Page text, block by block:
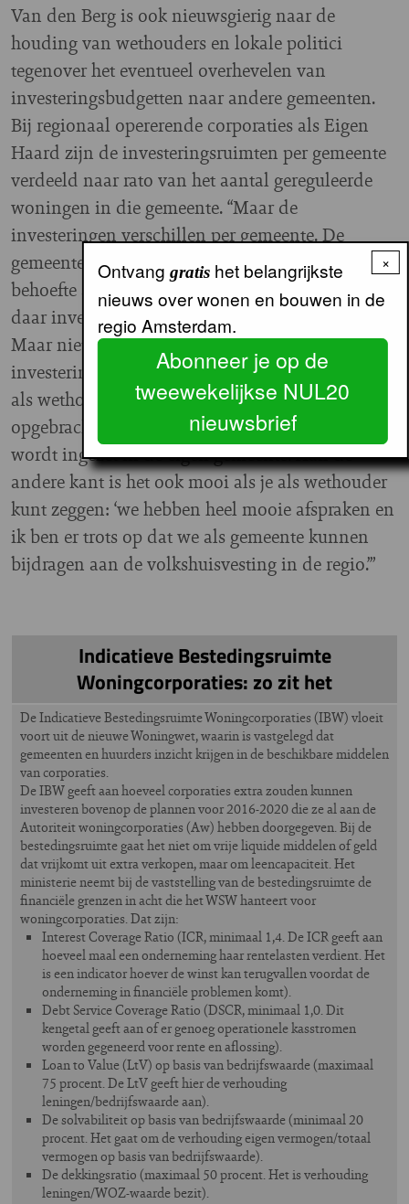
Van den Berg is ook nieuwsgierig naar de
houding van wethouders en lokale politici
tegenover het eventueel overhevelen van
investeringsbudgetten naar andere gemeenten.
Bij regionaal opererende corporaties als Eigen
Haard zijn de investeringsruimten per gemeente
verdeeld naar rato van het aantal gereguleerde
woningen in die gemeente. “Maar de
investeringen verschillen per gemeente. De
gemeente Amstelveen heeft bijvoorbeeld geen
behoefte aan sociale nieuwbouw. Dus blijven we
daar investeren in renovatie en verduurzaming.
Maar niet met extra toeters en bellen om het
investeringsbedrag te halen. Ik snap heus dat je er
als wethouder moeite mee kunt hebben als de
opgebrachte huur of de waarde niet helemaal
wordt ingezet in de eigen gemeente. Aan de
andere kant is het ook mooi als je als wethouder
kunt zeggen: ‘we hebben heel mooie afspraken en
ik ben er trots op dat we als gemeente kunnen
bijdragen aan de volkshuisvesting in de regio.’”
Indicatieve Bestedingsruimte
Woningcorporaties: zo zit het
De Indicatieve Bestedingsruimte Woningcorporaties (IBW) vloeit
voort uit de nieuwe Woningwet, waarin is vastgelegd dat
gemeenten en huurders inzicht krijgen in de beschikbare middelen
van corporaties.
De IBW geeft aan hoeveel corporaties extra zouden kunnen
investeren bovenop de plannen voor 2016-2020 die ze al aan de
Autoriteit woningcorporaties (Aw) hebben doorgegeven. Bij de
bestedingsruimte gaat het niet om vrije liquide middelen of geld
dat vrijkomt uit extra verkopen, maar om leencapaciteit. Het
ministerie neemt bij de vaststelling van de bestedingsruimte de
financiële grenzen in acht die het WSW hanteert voor
woningcorporaties. Dat zijn:
Interest Coverage Ratio (ICR, minimaal 1,4. De ICR geeft aan
hoeveel maal een onderneming haar rentelasten verdient. Het
is een indicator hoever de winst kan terugvallen voordat de
onderneming in financiële problemen komt).
Debt Service Coverage Ratio (DSCR, minimaal 1,0. Dit
kengetal geeft aan of er genoeg operationele kasstromen
worden gegeneerd voor rente en aflossing).
Loan to Value (LtV) op basis van bedrijfswaarde (maximaal
75 procent. De LtV geeft hier de verhouding
leningen/bedrijfswaarde aan).
De solvabiliteit op basis van bedrijfswaarde (minimaal 20
procent. Het gaat om de verhouding eigen vermogen/totaal
vermogen op basis van bedrijfswaarde).
De dekkingsratio (maximaal 50 procent. Het is verhouding
leningen/WOZ-waarde bezit).
×
Ontvang gratishet belangrijkste
nieuws over wonen en bouwen in de
regio Amsterdam.
Abonneer je op de
tweewekelijkse NUL20
nieuwsbrief